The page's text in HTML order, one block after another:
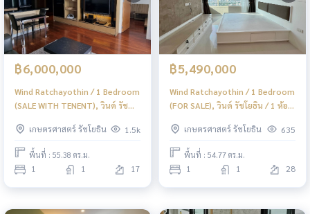
฿6,000,000
Wind Ratchayothin / 1 Bedroom
(SALE WITH TENENT), วินด์ รัช
PINP227เกษตรศาสตร์ รัชโยธิน 1.5k
พื้นที่ : 55.38 ตร.ม.
1 1 17
฿5,490,000
Wind Ratchayothin / 1 Bedroom
(FOR SALE), วินด์ รัชโยธิน / 1 ห้อง
เกษตรศาสตร์ รัชโยธิน
635
พื้นที่ : 54.77 ตร.ม.
1 1 28